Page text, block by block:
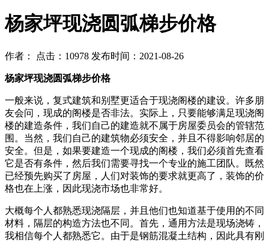
杨家坪现浇圆弧梯步价格
作者： 点击：10978 发布时间：2021-08-26
杨家坪现浇圆弧梯步价格
一般来说，复式建筑和别墅更适合于现浇阁楼的建设。许多朋
友会问，现成的阁楼是否非法。实际上，只要能够满足现浇阁
楼的建造条件，我们自己的建造就不属于房屋委员会的管辖范
围。当然，我们自己的建筑物必须安全，并且不得影响邻居的
安全。但是，如果要建造一个现成的阁楼，我们必须首先查看
它是否有条件，然后我们需要寻找一个专业的施工团队。既然
已经预先购买了房屋，人们对装饰的要求就更高了，装饰的价
格也在上涨，因此现浇市场也非常好。
大概每个人都熟悉现浇隔层，并且他们也知道基于使用的不同
材料，隔层的构造方法也不同。首先，通用方法是现场浇铸，
我相信每个人都熟悉它。由于是钢筋混凝土结构，因此具有刚